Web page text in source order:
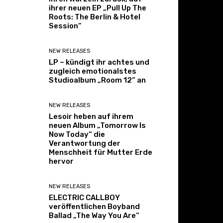
ihrer neuen EP „Pull Up The
Roots: The Berlin & Hotel
Session“
NEW RELEASES
LP – kündigt ihr achtes und
zugleich emotionalstes
Studioalbum „Room 12“ an
NEW RELEASES
Lesoir heben auf ihrem
neuen Album „Tomorrow Is
Now Today“ die
Verantwortung der
Menschheit für Mutter Erde
hervor
NEW RELEASES
ELECTRIC CALLBOY
veröffentlichen Boyband
Ballad „The Way You Are“